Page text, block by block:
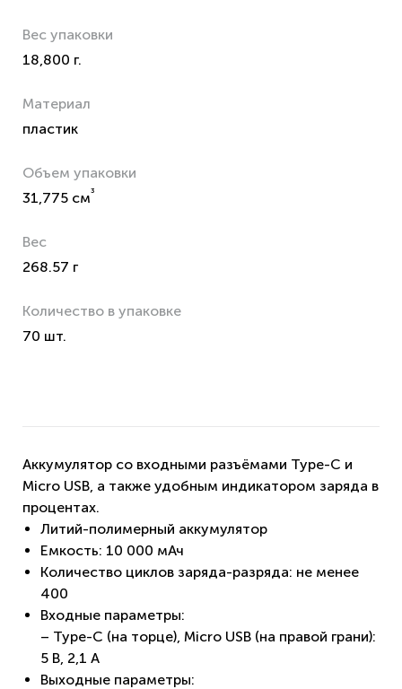
Вес упаковки
18,800 г.
Материал
пластик
Объем упаковки
31,775 см³
Вес
268.57 г
Количество в упаковке
70 шт.
Аккумулятор со входными разъёмами Type-C и
Micro USB, а также удобным индикатором заряда в
процентах.
Литий-полимерный аккумулятор
Емкость: 10 000 мАч
Количество циклов заряда-разряда: не менее
400
Входные параметры:
– Type-C (на торце), Micro USB (на правой грани):
5 В, 2,1 A
Выходные параметры: